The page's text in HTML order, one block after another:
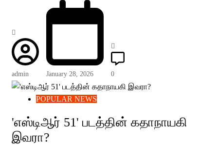
admin January 28, 2026 0
POPULAR NEWS
'எஸ்டிஆர் 51' படத்தின் கதாநாயகி
இவரா?